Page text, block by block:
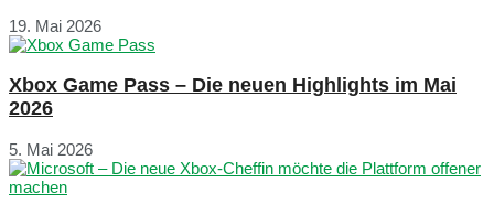
19. Mai 2026
Xbox Game Pass – Die neuen Highlights im Mai
2026
5. Mai 2026